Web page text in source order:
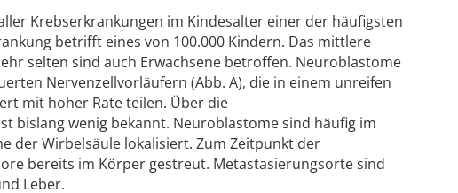
Krebserkrankungen im Kindesalter einer der häufigsten
betrifft eines von 100.000 Kindern. Das mittlere
selten sind auch Erwachsene betroffen. Neuroblastome
Nervenzellvorläufern (Abb. A), die in einem unreifen
mit hoher Rate teilen. Über die
bislang wenig bekannt. Neuroblastome sind häufig im
der Wirbelsäule lokalisiert. Zum Zeitpunkt der
bereits im Körper gestreut. Metastasierungsorte sind
Leber.